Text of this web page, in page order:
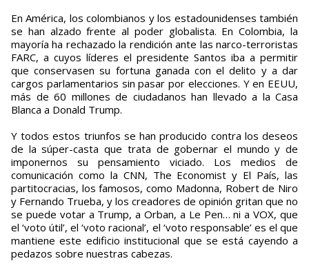
En América, los colombianos y los estadounidenses también
se han alzado frente al poder globalista. En Colombia, la
mayoría ha rechazado la rendición ante las narco-terroristas
FARC, a cuyos líderes el presidente Santos iba a permitir
que conservasen su fortuna ganada con el delito y a dar
cargos parlamentarios sin pasar por elecciones. Y en EEUU,
más de 60 millones de ciudadanos han llevado a la Casa
Blanca a Donald Trump.
Y todos estos triunfos se han producido contra los deseos
de la súper-casta que trata de gobernar el mundo y de
imponernos su pensamiento viciado. Los medios de
comunicación como la CNN, The Economist y El País, las
partitocracias, los famosos, como Madonna, Robert de Niro
y Fernando Trueba, y los creadores de opinión gritan que no
se puede votar a Trump, a Orban, a Le Pen… ni a VOX, que
el ‘voto útil’, el ‘voto racional’, el ‘voto responsable’ es el que
mantiene este edificio institucional que se está cayendo a
pedazos sobre nuestras cabezas.